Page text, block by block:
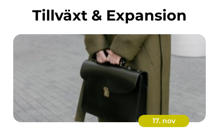
Tillväxt & Expansion
17. nov